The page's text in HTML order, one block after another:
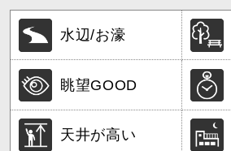
水辺/お濠
眺望GOOD
天井が高い